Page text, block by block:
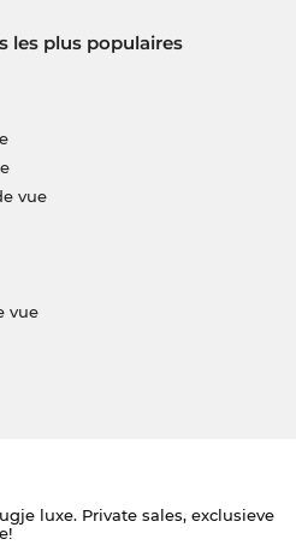
les plus populaires
vue
vue
luxe. Private sales, exclusieve